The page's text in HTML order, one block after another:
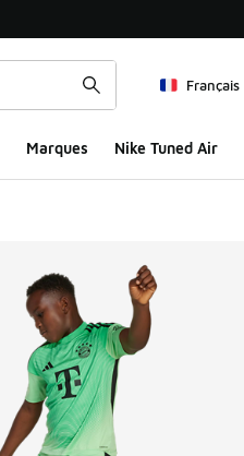
Français
Marques Nike Tuned Air